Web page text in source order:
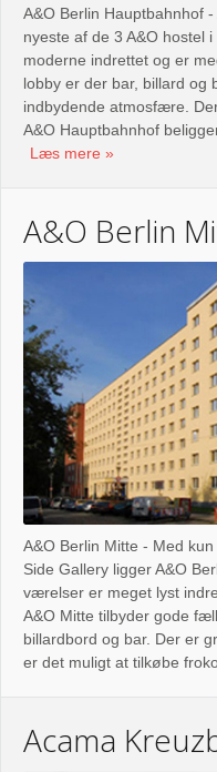
A&O Berlin Hauptbahnhof
nyeste af de 3 A&O hostel
moderne indrettet og er
lobby er der bar, billard og
indbydende atmosfære.
A&O Hauptbahnhof
Læs mere
A&O Berlin
A&O Berlin Mitte - Med
Side Gallery ligger A&O
værelser er meget lyst
A&O Mitte tilbyder gode
billardbord og bar. Der er
er det muligt at tilkøbe
Acama